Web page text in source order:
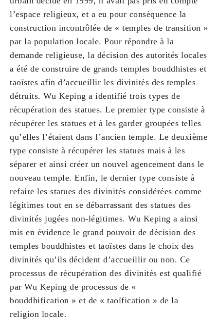
l’espace religieux, et a eu pour conséquence la
construction incontrôlée de « temples de transition »
par la population locale. Pour répondre à la
demande religieuse, la décision des autorités locales
a été de construire de grands temples bouddhistes et
taoïstes afin d’accueillir les divinités des temples
détruits. Wu Keping a identifié trois types de
récupération des statues. Le premier type consiste à
récupérer les statues et à les garder groupées telles
qu’elles l’étaient dans l’ancien temple. Le deuxième
type consiste à récupérer les statues mais à les
séparer et ainsi créer un nouvel agencement dans le
nouveau temple. Enfin, le dernier type consiste à
refaire les statues des divinités considérées comme
légitimes tout en se débarrassant des statues des
divinités jugées non-légitimes. Wu Keping a ainsi
mis en évidence le grand pouvoir de décision des
temples bouddhistes et taoïstes dans le choix des
divinités qu’ils décident d’accueillir ou non. Ce
processus de récupération des divinités est qualifié
par Wu Keping de processus de «
bouddhification » et de « taoïfication » de la
religion locale.